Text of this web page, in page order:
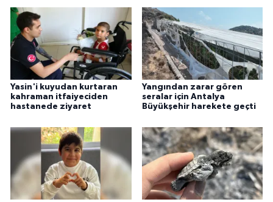
Yasin'i kuyudan kurtaran
kahraman itfaiyeciden
hastanede ziyaret
Yangından zarar gören
seralar için Antalya
Büyükşehir harekete geçti